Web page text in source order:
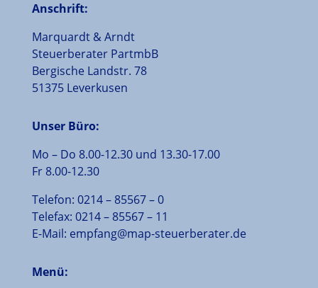
Anschrift:
Marquardt & Arndt
Steuerberater PartmbB
Bergische Landstr. 78
51375 Leverkusen
Unser Büro:
Mo – Do 8.00-12.30 und 13.30-17.00
Fr 8.00-12.30
Telefon: 0214–85567–0
Telefax: 0214–85567–11
E-Mail: empfang@map-steuerberater.de
Menü: